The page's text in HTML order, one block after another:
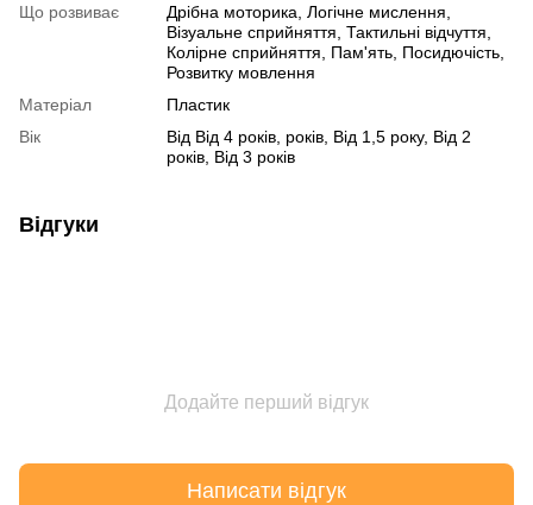
Що розвиває
Дрібна моторика, Логічне мислення,
Візуальне сприйняття, Тактильні відчуття,
Колірне сприйняття, Пам'ять, Посидючість,
Розвитку мовлення
Матеріал
Пластик
Вік
Від Від 4 років, років, Від 1,5 року, Від 2
років, Від 3 років
Відгуки
Додайте перший відгук
Написати відгук